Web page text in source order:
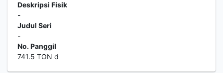
Deskripsi Fisik
-
Judul Seri
-
No. Panggil
741.5 TON d